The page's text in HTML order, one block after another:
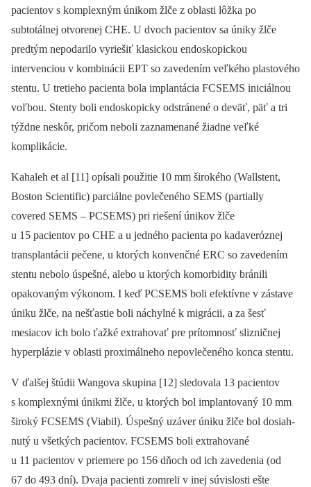
pacientov s komplexným únikom žlče z oblasti lôžka po
subtotálnej otvorenej CHE. U dvoch pacientov sa úniky žlče
predtým nepodarilo vyrie­šiť klasickou endoskopickou
intervenciou v kombinácii EPT so zavedením veľkého plastového
stentu. U tretieho pacienta bola implantácia FCSEMS iniciálnou
voľbou. Stenty boli endoskopicky odstránené o deväť, päť a tri
týždne neskôr, pričom neboli zaznamenané ­žiadne veľké
komplikácie.
Kahaleh et al [11] opísali použitie 10 mm širokého (Wallstent,
Boston Scientific) parciálne povlečeného SEMS (partially
covered SEMS –⁠ ­PCSEMS) pri riešení únikov žlče
u 15 pacientov po CHE a u jedného pacienta po kadaveróznej
transplantácii pečene, u ktorých konvenčné ERC so zavedením
stentu nebolo úspešné, alebo u ktorých komorbidity bránili
opakovaným výkonom. I keď PCSEMS boli efektívne v zástave
úniku žlče, na nešťastie boli náchylné k migrácii, a za šesť
mesiacov ich bolo ťažké extrahovať pre prítomnosť slizničnej
hyperplázie v oblasti proximálneho nepovlečeného konca stentu.
V ďalšej štúdii Wangova skupina [12] sledovala 13 pacientov
s komplexnými únikmi žlče, u ktorých bol implantovaný 10 mm
široký FCSEMS (Viabil). Úspešný uzáver úniku žlče bol dosiah­
nutý u všetkých pacientov. ­FCSEMS boli extrahované
u 11 pacientov v prie­mere po 156 dňoch od ich zavedenia (od
67 do 493 dní). Dvaja pacienti zomreli v inej súvislosti ešte